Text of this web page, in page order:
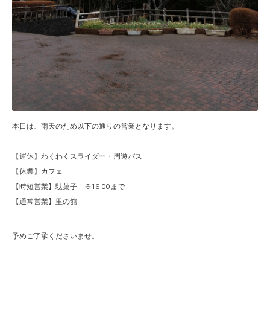
本日は、雨天のため以下の通りの営業となります。
【運休】わくわくスライダー・周遊バス
【休業】カフェ
【時短営業】駄菓子 ※16:00まで
【通常営業】里の館
予めご了承くださいませ。